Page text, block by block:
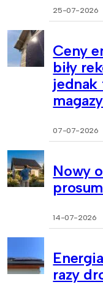
25-07-2026
Ceny
biły
jednak
07-07-2026
Nowy
14-07-2026
razy